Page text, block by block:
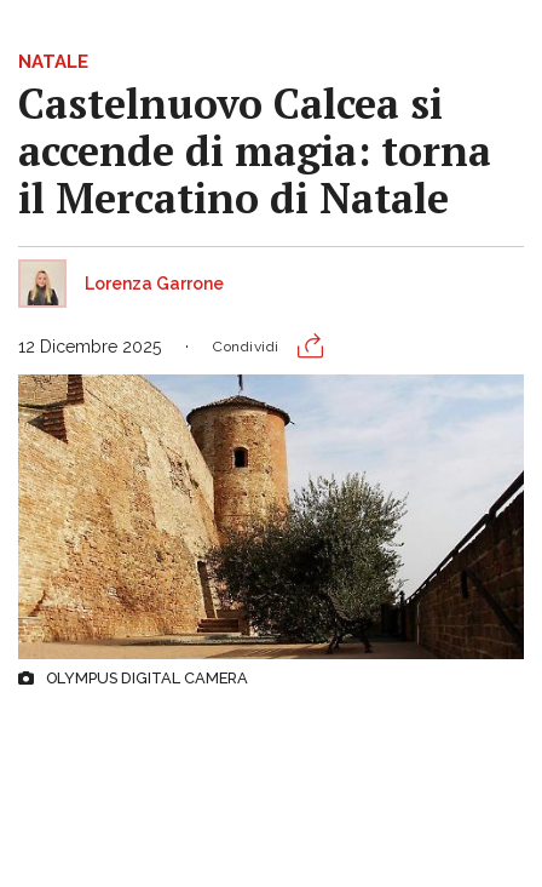
NATALE
Castelnuovo Calcea si
accende di magia: torna
il Mercatino di Natale
Lorenza Garrone
12 Dicembre 2025 Condividi
OLYMPUS DIGITAL CAMERA